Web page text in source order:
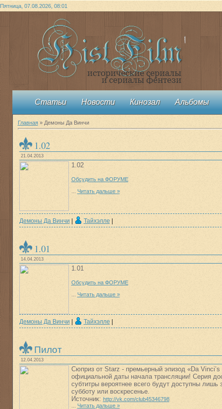
Пятница, 07.08.2026, 08:01
Статьи Новости Кинозал Альбомы
Главная» Демоны Да Винчи
1.02
21.04.2013
1.02
Обсудить на ФОРУМЕ
Читать дальше »
Демоны Да Винчи | Тайхэлле |
1.01
14.04.2013
1.01
Обсудить на ФОРУМЕ
Читать дальше »
Демоны Да Винчи | Тайхэлле |
Пилот
12.04.2013
Сюприз от Starz - премьерный эпизод «Da
официальной даты начала трансляции! Серия
субтитры вероятнее всего будут доступны лишь
субботу или воскресенье.
Источник: http://vk.com/club45346798
Читать дальше »